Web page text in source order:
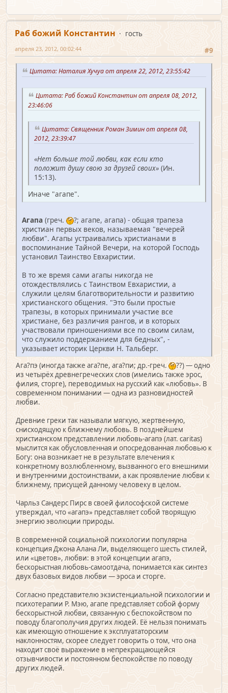
Раб божий Константин
гость
#9
апреля 23, 2012, 00:02:44
Цитата: Наталия Хучуа от апреля 22, 2012, 23:55:42
Цитата: Раб божий Константин от апреля 08, 2012,
23:46:06
Цитата: Священник Роман Зимин от апреля 08,
2012, 23:39:47
«Нет больше той любви, как если кто
положит душу свою за друзей своих» (Ин.
15:13).
Иначе "агапе".
Агапа (греч.
?; агапе, агапа) - общая трапеза
христиан первых веков, называемая "вечерей
любви". Агапы устраивались христианами в
воспоминание Тайной Вечери, на которой Господь
установил Таинство Евхаристии.
В то же время сами агапы никогда не
отождествлялись с Таинством Евхаристии, а
служили целям благотворительности и развитию
христианского общения. "Это были простые
трапезы, в которых принимали участие все
христиане, без различия рангов, и в которых
участвовали приношениями все по своим силам,
что служило поддержанием для бедных", -
указывает историк Церкви Н. Тальберг.
Ага?пэ (иногда также ага?пе, ага?пи; др.-греч.
??) — одно
из четырёх древнегреческих слов (имелись также эрос,
филия, сторге), переводимых на русский как «любовь». В
современном понимании — одна из разновидностей
любви.
Древние греки так называли мягкую, жертвенную,
снисходящую к ближнему любовь. В позднейшем
христианском представлении любовь-агапэ (лат. caritas)
мыслится как обусловленная и опосредованная любовью к
Богу: она возникает не в результате влечения к
конкретному возлюбленному, вызванного его внешними
и внутренними достоинствами, а как проявление любви к
ближнему, присущей данному человеку в целом.
Чарльз Сандерс Пирс в своей философской системе
утверждал, что «агапэ» представляет собой творящую
энергию эволюции природы.
В современной социальной психологии популярна
концепция Джона Алана Ли, выделяющего шесть стилей,
или «цветов», любви: в этой концепции агапэ,
бескорыстная любовь-самоотдача, понимается как синтез
двух базовых видов любви — эроса и сторге.
Согласно представителю экзистенциальной психологии и
психотерапии Р. Мэю, агапе представляет собой форму
бескорыстной любви, связанную с беспокойством по
поводу благополучия других людей. Её нельзя понимать
как имеющую отношение к эксплуататорским
наклонностям, скорее следует говорить о том, что она
находит своё выражение в непрекращающейся
отзывчивости и постоянном беспокойстве по поводу
других людей.